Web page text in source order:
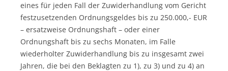
eines für jeden Fall der Zuwiderhandlung vom Gericht
festzusetzenden Ordnungsgeldes bis zu 250.000,- EUR
– ersatzweise Ordnungshaft – oder einer
Ordnungshaft bis zu sechs Monaten, im Falle
wiederholter Zuwiderhandlung bis zu insgesamt zwei
Jahren, die bei den Beklagten zu 1), zu 3) und zu 4) an